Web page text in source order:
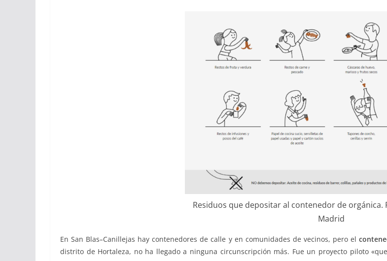
Residuos que depositar al contenedor de orgánica.
Madrid
En San Blas–Canillejas hay contenedores de calle y en comunidades de vecinos, pero el
distrito de Hortaleza, no ha llegado a ninguna circunscripción más. Fue un proyecto piloto